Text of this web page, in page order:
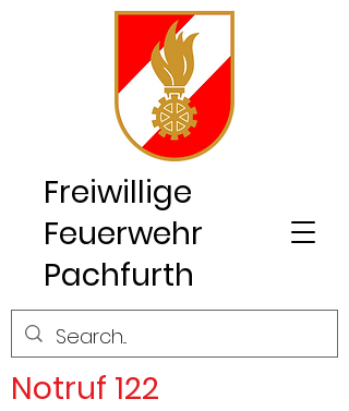
Freiwillige
Feuerwehr
Pachfurth
Notruf 122